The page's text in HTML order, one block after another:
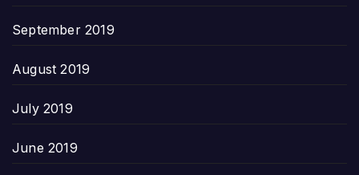
September 2019
August 2019
July 2019
June 2019